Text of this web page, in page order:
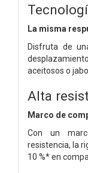
La misma
Disfruta de
aceitosos o
Alta
Marco de
Con un
resistencia, la
10 %* en